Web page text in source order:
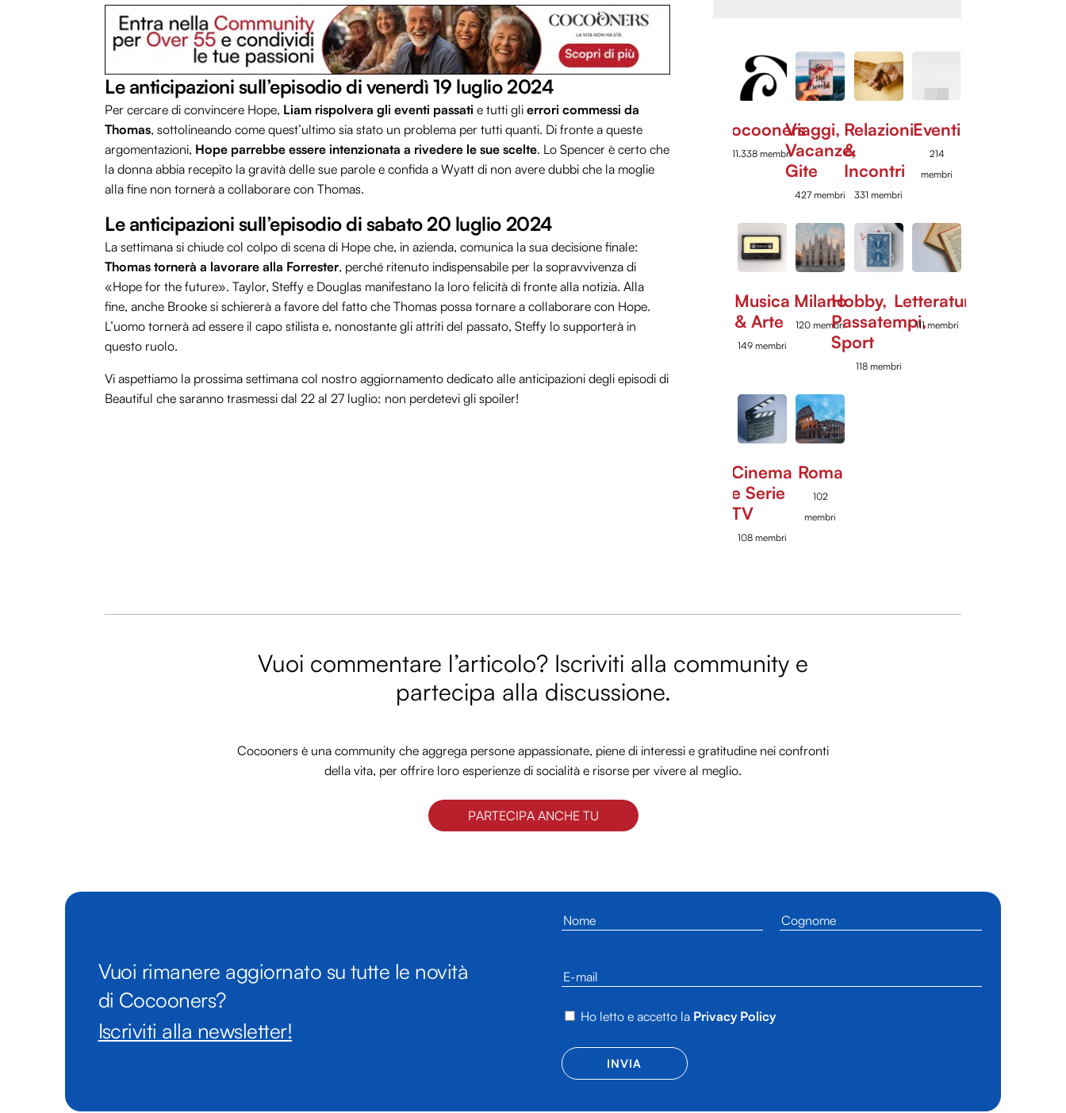
Le anticipazioni sull’episodio di venerdì 19 luglio 2024
Per cercare di convincere Hope, Liam rispolvera gli eventi passati e tutti gli errori commessi da
Thomas, sottolineando come quest’ultimo sia stato un problema per tutti quanti. Di fronte a queste
argomentazioni, Hope parrebbe essere intenzionata a rivedere le sue scelte. Lo Spencer è certo che
la donna abbia recepito la gravità delle sue parole e confida a Wyatt di non avere dubbi che la moglie
alla fine non tornerà a collaborare con Thomas.
Le anticipazioni sull’episodio di sabato 20 luglio 2024
La settimana si chiude col colpo di scena di Hope che, in azienda, comunica la sua decisione finale:
Thomas tornerà a lavorare alla Forrester, perché ritenuto indispensabile per la sopravvivenza di
«Hope for the future». Taylor, Steffy e Douglas manifestano la loro felicità di fronte alla notizia. Alla
fine, anche Brooke si schiererà a favore del fatto che Thomas possa tornare a collaborare con Hope.
L’uomo tornerà ad essere il capo stilista e, nonostante gli attriti del passato, Steffy lo supporterà in
questo ruolo.
Vi aspettiamo la prossima settimana col nostro aggiornamento dedicato alle anticipazioni degli episodi di
Beautiful che saranno trasmessi dal 22 al 27 luglio: non perdetevi gli spoiler!
Cocooners
11.338 membri
Viaggi,
Vacanze,
Gite
427 membri
Relazioni
&
Incontri
331 membri
Eventi
214
membri
Musica
& Arte
149 membri
Milano
120 membri
Hobby,
Passatempi,
Sport
118 membri
Letteratura
111 membri
Cinema
e Serie
TV
108 membri
Roma
102
membri
Vuoi commentare l’articolo? Iscriviti alla community e
partecipa alla discussione.
Cocooners è una community che aggrega persone appassionate, piene di interessi e gratitudine nei confronti
della vita, per offrire loro esperienze di socialità e risorse per vivere al meglio.
PARTECIPA ANCHE TU
Vuoi rimanere aggiornato su tutte le novità
di Cocooners?
Iscriviti alla newsletter!
Ho letto e accetto la Privacy Policy